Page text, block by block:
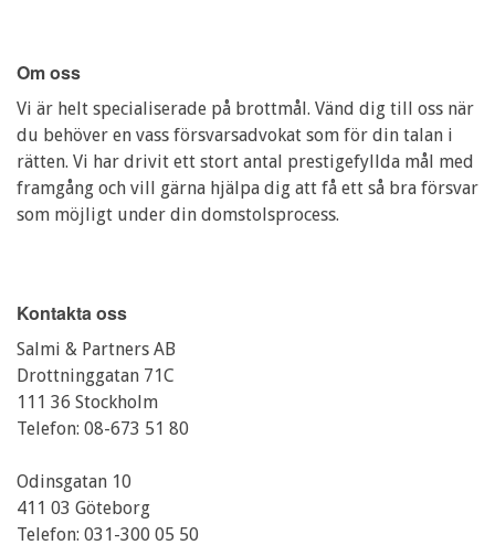
Om oss
Vi är helt specialiserade på brottmål. Vänd dig till oss när
du behöver en vass försvarsadvokat som för din talan i
rätten. Vi har drivit ett stort antal prestigefyllda mål med
framgång och vill gärna hjälpa dig att få ett så bra försvar
som möjligt under din domstolsprocess.
Kontakta oss
Salmi & Partners AB
Drottninggatan 71C
111 36 Stockholm
Telefon: 08-673 51 80
Odinsgatan 10
411 03 Göteborg
Telefon: 031-300 05 50